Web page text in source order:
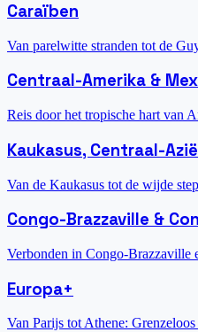
Caraïben
Van parelwitte stranden tot de
Centraal-Amerika &
Reis door het tropische hart van
Kaukasus, Centraal-
Van de Kaukasus tot de wijde
Congo-Brazzaville &
Verbonden in Congo-Brazzaville
Europa+
Van Parijs tot Athene: